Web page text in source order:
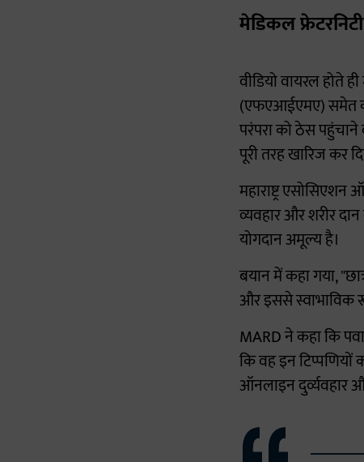
मेडिकल
वीडियो वायरल होते
(एफएआईएमए) समेत
परंपरा को ठेस
पूरी तरह खारिज कर
महाराष्ट्र
व्यवहार और शरीर
योगदान अमूल्य है।
बयान में कहा गया,
और इससे स्वाभाविक
MARD ने कहा कि
कि वह इन टिप्पणियों
ऑनलाइन दुर्व्यवहार